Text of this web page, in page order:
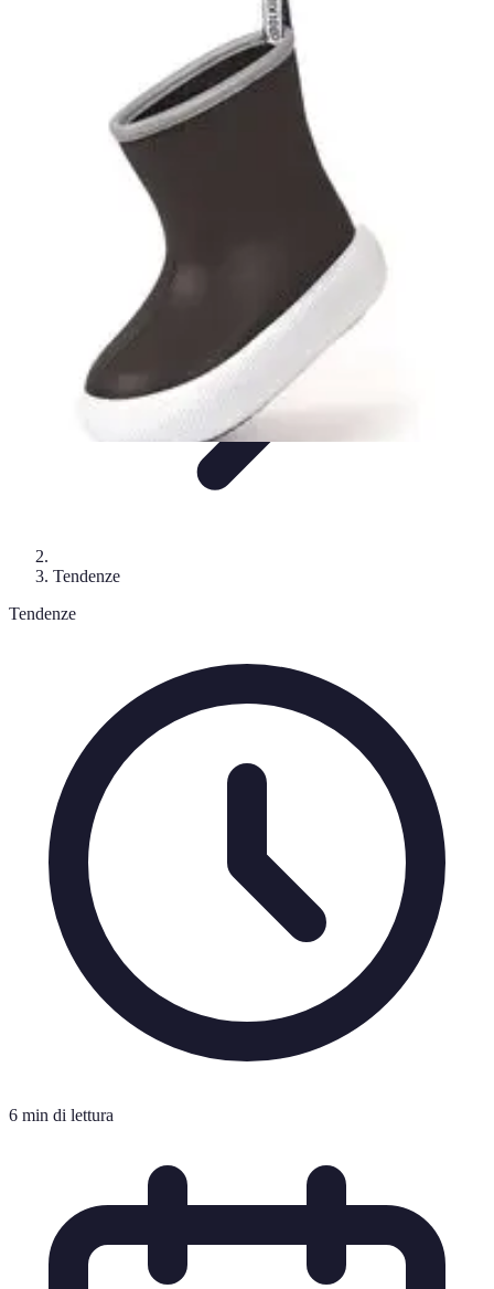
TendenzeGuida al guardaroba
Stil Eleganza
Tendenze
Tendenze
6 min di lettura